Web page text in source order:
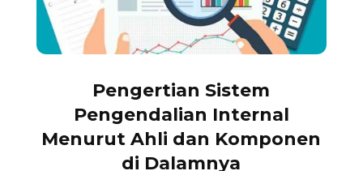
Pengertian Sistem
Pengendalian Internal
Menurut Ahli dan Komponen
di Dalamnya